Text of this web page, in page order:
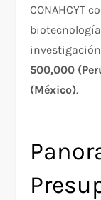
CONAHCYT
500,000
(México).​